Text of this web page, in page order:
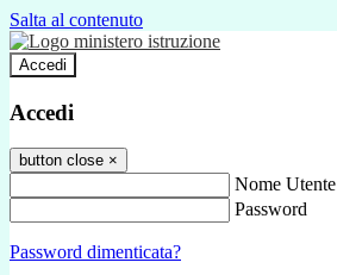
Salta al contenuto
Accedi
Accedi
button close ×
Nome Utente
Password
Password dimenticata?